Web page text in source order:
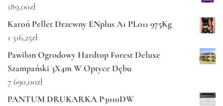
189,00zł
Karoń Pellet Drzewny ENplus A1 PL011 975Kg
1 316,25zł
Pawilon Ogrodowy Hardtop Forest Deluxe
Szampański 3X4m W Optyce Dębu
7 690,00zł
PANTUM DRUKARKA P3010DW